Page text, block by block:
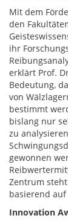
Mit dem
den
ihr
erklärt Prof.
Bedeutung,
von
bestimmt
bislang nur
zu
gewonnen
Zentrum
basierend
Innovation